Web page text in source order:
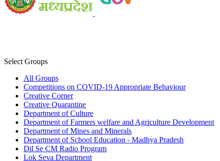
Select Groups
All Groups
Competitions on COVID-19 Appropriate Behaviour
Creative Corner
Creative Quarantine
Department of Culture
Department of Farmers welfare and Agriculture Development
Department of Mines and Minerals
Department of School Education - Madhya Pradesh
Dil Se CM Radio Program
Lok Seva Department